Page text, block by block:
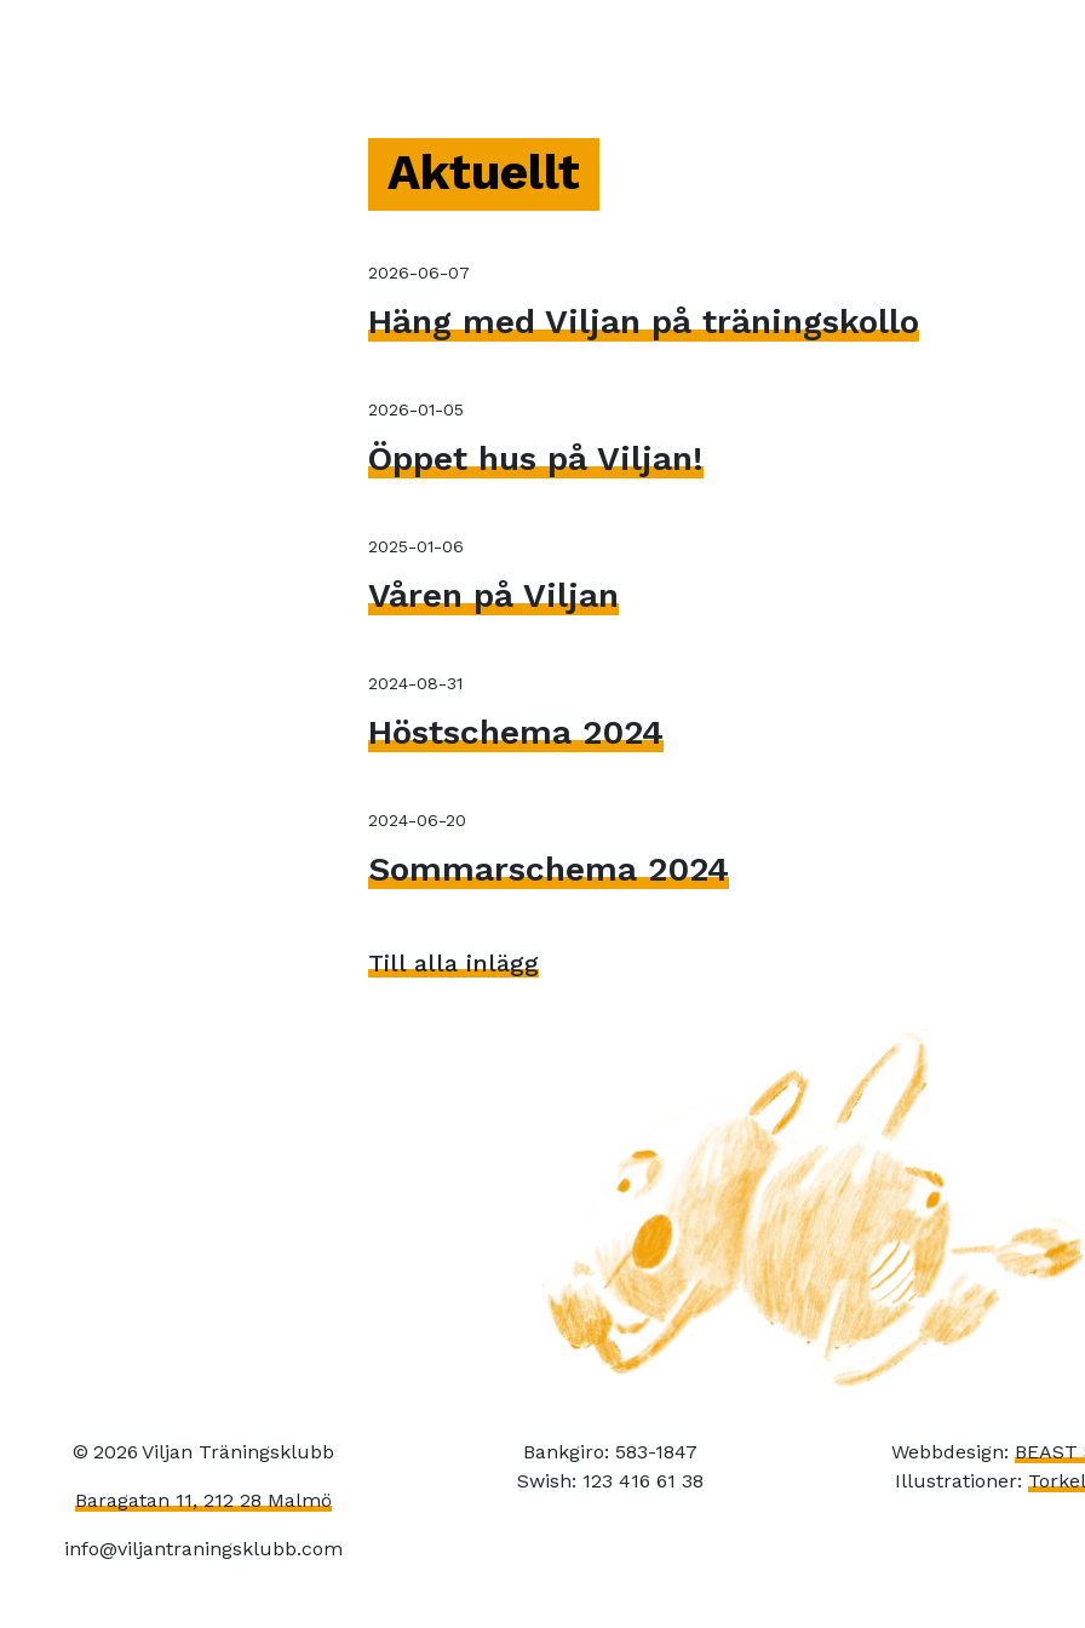
Aktuellt
2026-06-07
Häng med Viljan på träningskollo
2026-01-05
Öppet hus på Viljan!
2025-01-06
Våren på Viljan
2024-08-31
Höstschema 2024
2024-06-20
Sommarschema 2024
Till alla inlägg
© 2026 Viljan Träningsklubb
Baragatan 11, 212 28 Malmö
info@viljantraningsklubb.com
Bankgiro: 583-1847
Swish: 123 416 61 38
Webbdesign:
Illustrationer: